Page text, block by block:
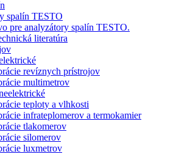
spalín TESTO
pre analyzátory spalín TESTO.
literatúra
revíznych prístrojov
multimetrov
teploty a vlhkosti
infrateplomerov a termokamier
tlakomerov
silomerov
luxmetrov